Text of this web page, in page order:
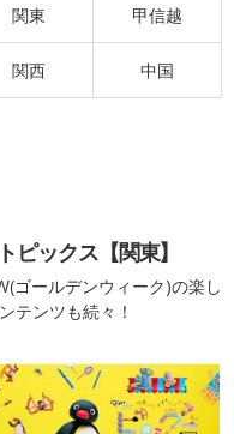
関東 甲信越
関西 中国
ピックス【関東】
ゴールデンウィーク)の楽し
テンツも続々！